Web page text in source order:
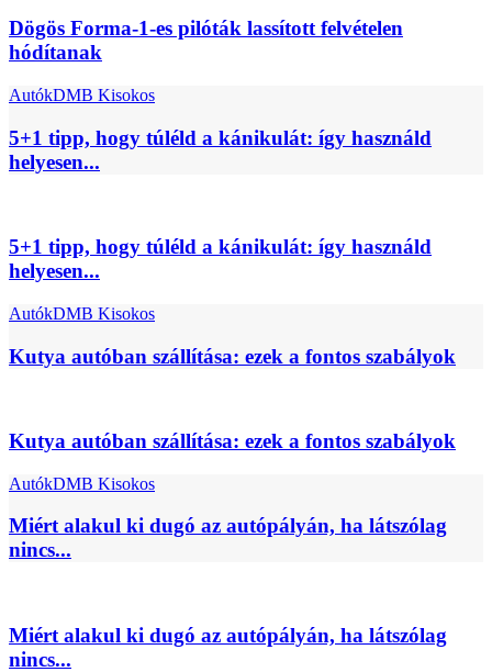
Dögös Forma-1-es pilóták lassított felvételen
hódítanak
AutókDMB Kisokos
5+1 tipp, hogy túléld a kánikulát: így használd
helyesen...
5+1 tipp, hogy túléld a kánikulát: így használd
helyesen...
AutókDMB Kisokos
Kutya autóban szállítása: ezek a fontos szabályok
Kutya autóban szállítása: ezek a fontos szabályok
AutókDMB Kisokos
Miért alakul ki dugó az autópályán, ha látszólag
nincs...
Miért alakul ki dugó az autópályán, ha látszólag
nincs...